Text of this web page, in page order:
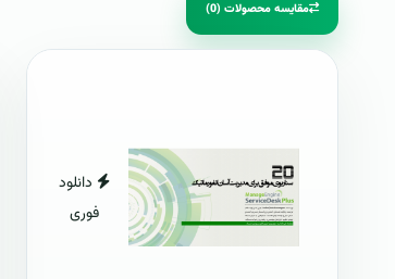
مقایسه محصولات (0)
دانلود
فوری